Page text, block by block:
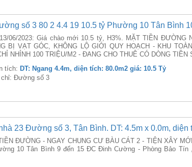
số 3 80 2 4.4 19 10.5 tỷ Phường 10 Tân Bình
06/2023: Giá chào mới 10.5 tỷ, H3%. MẶT TIỀN ĐƯỜNG
BỊ VẠT GÓC, KHÔNG LỘ GIỚI QUY HOẠCH - KHU
NHỈNH 100 TRIỆU/M2 - ĐANG CHO THUÊ CÓ DÒNG TIỀN
tích: DT: Ngang 4.4m, diện tích: 80.0m2 giá: 10.5 Tỷ
Đường số 3
23 Đường số 3, Tân Bình. DT: 4.5m x 0.0m, diện
ĐƯỜNG - NGAY CHUNG CƯ BÀU CÁT 2 - TIỆN XÂY
10 Tân Bình 9 đến 15 ĐC Đinh Cường - Phòng Bảo